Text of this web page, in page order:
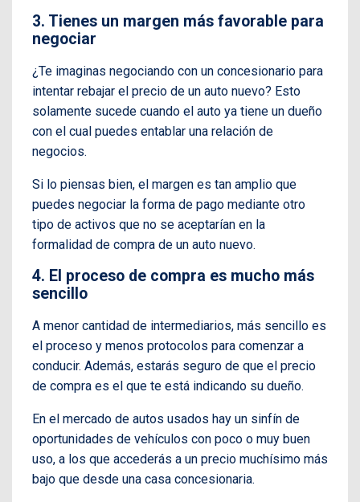
3. Tienes un margen más favorable para
negociar
¿Te imaginas negociando con un concesionario para
intentar rebajar el precio de un auto nuevo? Esto
solamente sucede cuando el auto ya tiene un dueño
con el cual puedes entablar una relación de
negocios.
Si lo piensas bien, el margen es tan amplio que
puedes negociar la forma de pago mediante otro
tipo de activos que no se aceptarían en la
formalidad de compra de un auto nuevo.
4. El proceso de compra es mucho más
sencillo
A menor cantidad de intermediarios, más sencillo es
el proceso y menos protocolos para comenzar a
conducir. Además, estarás seguro de que el precio
de compra es el que te está indicando su dueño.
En el mercado de autos usados hay un sinfín de
oportunidades de vehículos con poco o muy buen
uso, a los que accederás a un precio muchísimo más
bajo que desde una casa concesionaria.